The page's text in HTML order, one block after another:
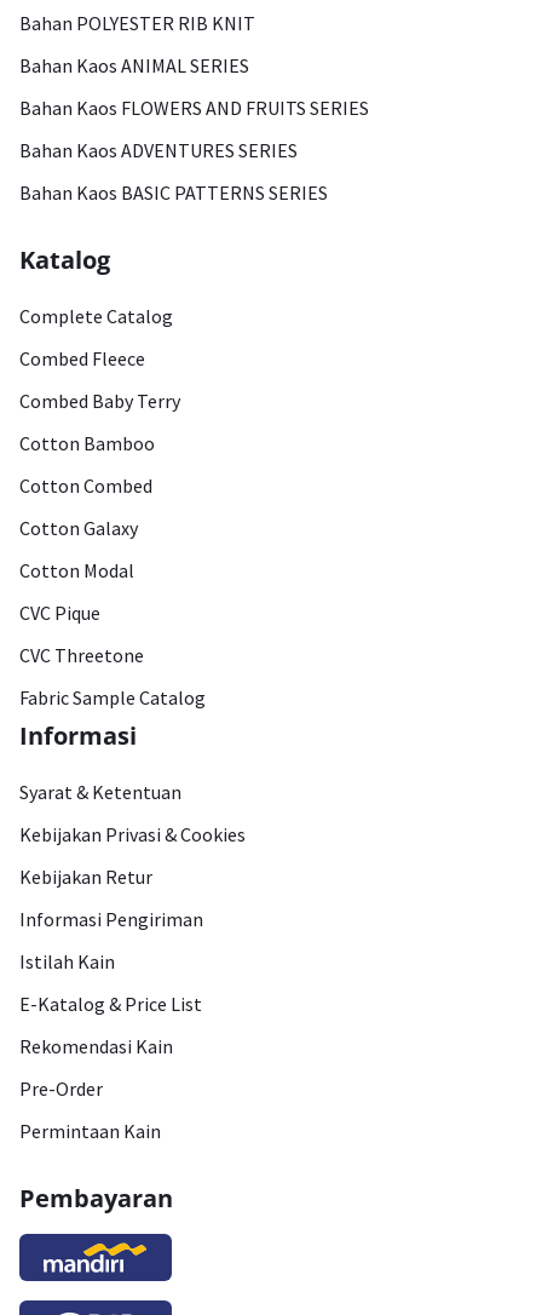
Bahan POLYESTER RIB KNIT
Bahan Kaos ANIMAL SERIES
Bahan Kaos FLOWERS AND FRUITS SERIES
Bahan Kaos ADVENTURES SERIES
Bahan Kaos BASIC PATTERNS SERIES
Katalog
Complete Catalog
Combed Fleece
Combed Baby Terry
Cotton Bamboo
Cotton Combed
Cotton Galaxy
Cotton Modal
CVC Pique
CVC Threetone
Fabric Sample Catalog
Informasi
Syarat & Ketentuan
Kebijakan Privasi & Cookies
Kebijakan Retur
Informasi Pengiriman
Istilah Kain
E-Katalog & Price List
Rekomendasi Kain
Pre-Order
Permintaan Kain
Pembayaran